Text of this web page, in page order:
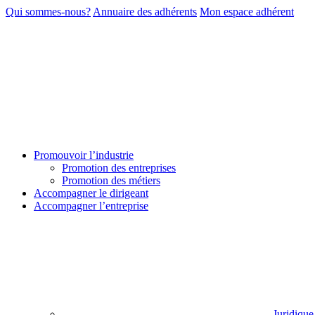
Qui sommes-nous? Annuaire des adhérents Mon espace adhérent
Promouvoir l’industrie
Promotion des entreprises
Promotion des métiers
Accompagner le dirigeant
Accompagner l’entreprise